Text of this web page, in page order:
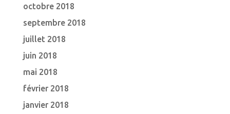
octobre 2018
septembre 2018
juillet 2018
juin 2018
mai 2018
février 2018
janvier 2018